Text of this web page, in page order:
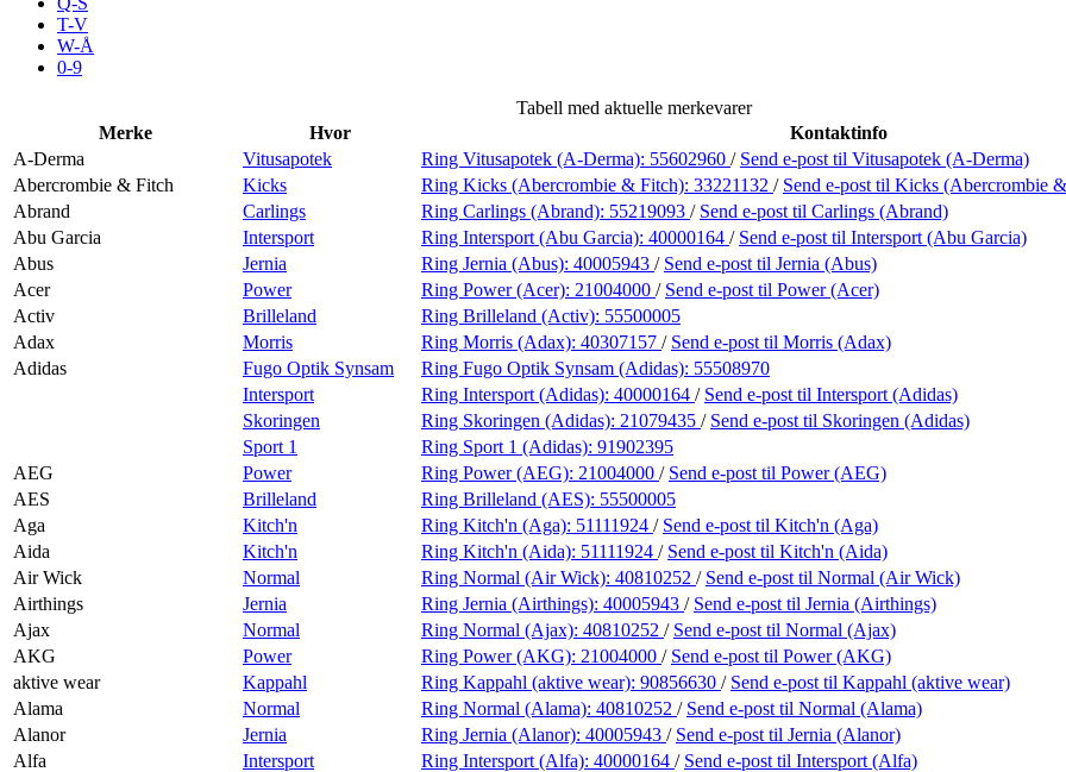
Inspirasjon
Praktisk informasjon
Ledige stillinger
T-V
W-Å
0-9
Tabell med aktuelle merkevarer
Merke
Hvor
Kontaktinfo
A-Derma
Vitusapotek Ring Vitusapotek (A-Derma): 55602960 / Send e-post til Vitusapotek (A-Derma)
Abercrombie & Fitch
Kicks Ring Kicks (Abercrombie & Fitch): 33221132 / Send e-post til Kicks (Abercrombie
Abrand
Carlings Ring Carlings (Abrand): 55219093 / Send e-post til Carlings (Abrand)
Abu Garcia
Intersport Ring Intersport (Abu Garcia): 40000164 / Send e-post til Intersport (Abu Garcia)
Abus
Jernia Ring Jernia (Abus): 40005943 / Send e-post til Jernia (Abus)
Acer
Power Ring Power (Acer): 21004000 / Send e-post til Power (Acer)
Activ
Brilleland Ring Brilleland (Activ): 55500005
Adax
Morris Ring Morris (Adax): 40307157 / Send e-post til Morris (Adax)
Adidas
Fugo Optik Synsam Ring Fugo Optik Synsam (Adidas): 55508970
Intersport
Ring Intersport (Adidas): 40000164 / Send e-post til Intersport (Adidas)
Skoringen
Ring Skoringen (Adidas): 21079435 / Send e-post til Skoringen (Adidas)
Sport 1
Ring Sport 1 (Adidas): 91902395
AEG
Power Ring Power (AEG): 21004000 / Send e-post til Power (AEG)
AES
Brilleland Ring Brilleland (AES): 55500005
Aga
Kitch'n Ring Kitch'n (Aga): 51111924 / Send e-post til Kitch'n (Aga)
Aida
Kitch'n Ring Kitch'n (Aida): 51111924 / Send e-post til Kitch'n (Aida)
Air Wick
Normal Ring Normal (Air Wick): 40810252 / Send e-post til Normal (Air Wick)
Airthings
Jernia Ring Jernia (Airthings): 40005943 / Send e-post til Jernia (Airthings)
Ajax
Normal Ring Normal (Ajax): 40810252 / Send e-post til Normal (Ajax)
AKG
Power Ring Power (AKG): 21004000 / Send e-post til Power (AKG)
aktive wear
Kappahl Ring Kappahl (aktive wear): 90856630 / Send e-post til Kappahl (aktive wear)
Alama
Normal Ring Normal (Alama): 40810252 / Send e-post til Normal (Alama)
Alanor
Jernia Ring Jernia (Alanor): 40005943 / Send e-post til Jernia (Alanor)
Alfa
Intersport Ring Intersport (Alfa): 40000164 / Send e-post til Intersport (Alfa)